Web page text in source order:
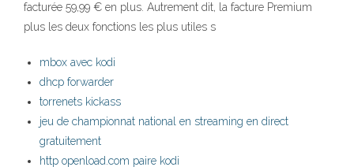
facturée 59,99 € en plus. Autrement dit, la facture Premium
plus les deux fonctions les plus utiles s
mbox avec kodi
dhcp forwarder
torrenets kickass
jeu de championnat national en streaming en direct
gratuitement
http openload.com paire kodi